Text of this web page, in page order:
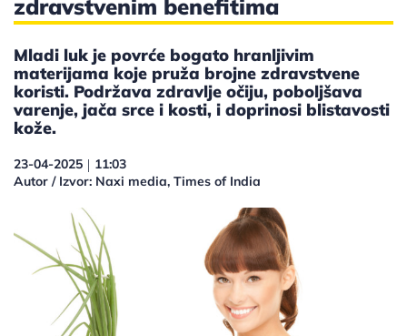
zdravstvenim benefitima
Mladi luk je povrće bogato hranljivim
materijama koje pruža brojne zdravstvene
koristi. Podržava zdravlje očiju, poboljšava
varenje, jača srce i kosti, i doprinosi blistavosti
kože.
23-04-2025 | 11:03
Autor / Izvor: Naxi media, Times of India